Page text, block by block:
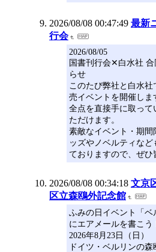
2026/08/08 00:47:49 最新
行会
2026/08/05
国書刊行会✕白水社
らせ
このたび弊社と白水
売イベントを開催し
全点を直接手に取っ
ただけます。
素敵なイベント・期
ッズやノベルティな
ておりますので、ぜひ
2026/08/08 00:34:18 文京
区立森鴎外記念館
ふみの日イベント「
にエアメールを書こう
2026年8月23日（日）
ドイツ・ベルリンの